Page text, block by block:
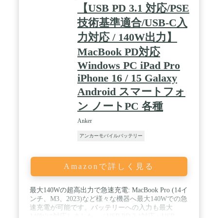
【USB PD 3.1 対応/PSE
技術基準適合/USB-C入
力対応 / 140W出力】
MacBook PD対応
Windows PC iPad Pro
iPhone 16 / 15 Galaxy
Android スマートフォ
ン ノートPC 各種
Anker
アンカーモバイルバッテリー
Amazonで詳しく見る
最大140Wの超高出力で急速充電: MacBook Pro (14イ
ンチ、M3、2023)など様々な機器へ最大140Wでの急
速充電が可能です。バッテリーへの入力も最大